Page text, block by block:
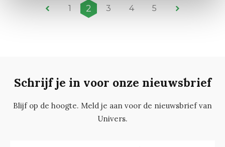
1 2 3 4 5
Schrijf je in voor onze nieuwsbrief
Blijf op de hoogte. Meld je aan voor de nieuwsbrief van
Univers.